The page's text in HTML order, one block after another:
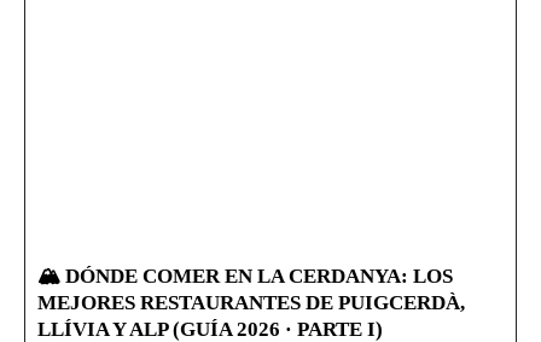
🏔️ DÓNDE COMER EN LA CERDANYA: LOS
MEJORES RESTAURANTES DE PUIGCERDÀ,
LLÍVIA Y ALP (GUÍA 2026 · PARTE I)